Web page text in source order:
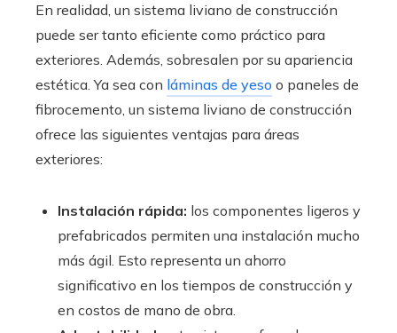
En realidad, un sistema liviano de construcción
puede ser tanto eficiente como práctico para
exteriores. Además, sobresalen por su apariencia
estética. Ya sea con láminas de yeso o paneles de
fibrocemento, un sistema liviano de construcción
ofrece las siguientes ventajas para áreas
exteriores:
Instalación rápida: los componentes ligeros y
prefabricados permiten una instalación mucho
más ágil. Esto representa un ahorro
significativo en los tiempos de construcción y
en costos de mano de obra.